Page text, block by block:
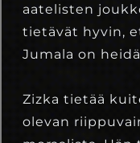
aatelisten
tietävät hyvin,
Jumala on
Zizka tietää
olevan